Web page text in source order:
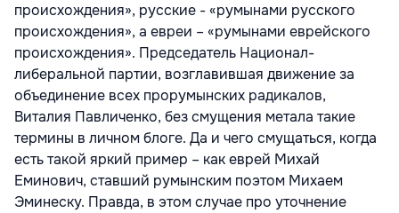
происхождения», русские - «румынами русского
происхождения», а евреи – «румынами еврейского
происхождения». Председатель Национал-
либеральной партии, возглавившая движение за
объединение всех прорумынских радикалов,
Виталия Павличенко, без смущения метала такие
термины в личном блоге. Да и чего смущаться, когда
есть такой яркий пример – как еврей Михай
Еминович, ставший румынским поэтом Михаем
Эминеску. Правда, в этом случае про уточнение